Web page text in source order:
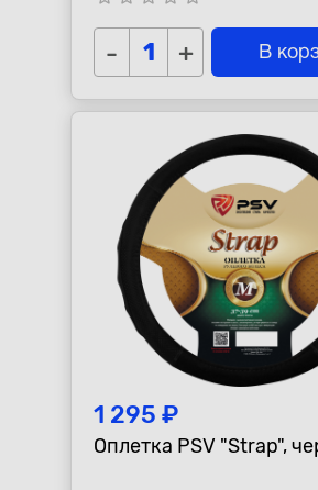
- + В
1 295 ₽
Оплетка PSV "Strap",